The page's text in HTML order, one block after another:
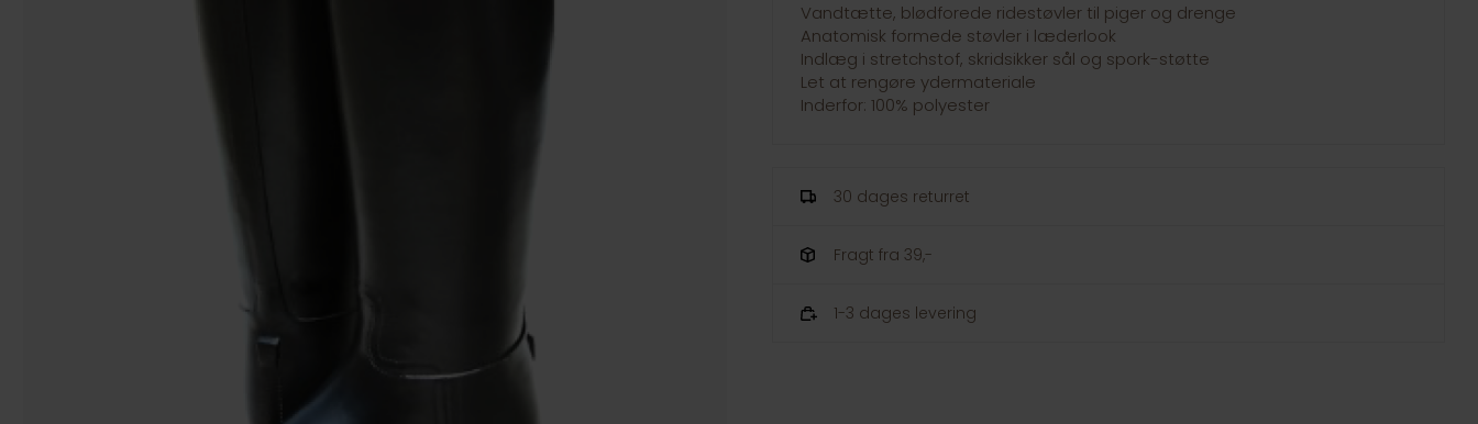
Vandtætte, blødforede ridestøvler til piger og drenge
Anatomisk formede støvler i læderlook
Indlæg i stretchstof, skridsikker sål og spork-støtte
Let at rengøre ydermateriale
Inderfor: 100% polyester
30 dages returret
Fragt fra 39,-
1-3 dages levering